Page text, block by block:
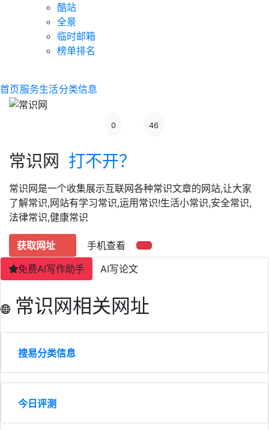
酷站
全景
临时邮箱
榜单排名
首页服务生活分类信息
0 46
常识网 打不开？
常识网是一个收集展示互联网各种常识文章的网站,让大家
了解常识,网站有学习常识,运用常识!生活小常识,安全常识,
法律常识,健康常识
获取网址
手机查看
免费AI写作助手
AI写论文
常识网相关网址
搜易分类信息
今日评测